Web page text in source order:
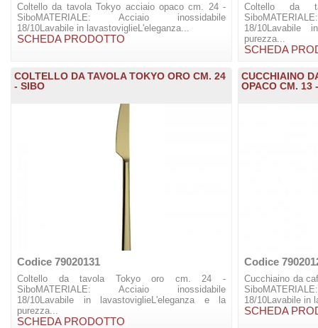
Coltello da tavola Tokyo acciaio opaco cm. 24 -
SiboMATERIALE: Acciaio inossidabile
18/10Lavabile in lavastoviglieL'eleganza...
SCHEDA PRODOTTO
Coltello da
18/10Lavabile
purezza...
SCHEDA
COLTELLO DA TAVOLA TOKYO ORO CM. 24
- SIBO
Codice 79020131
Coltello da tavola Tokyo oro cm. 24 -
SiboMATERIALE: Acciaio inossidabile
18/10Lavabile in lavastoviglieL'eleganza e la
purezza...
SCHEDA PRODOTTO
CUCCHIAINO
OPACO CM. 13
Codice
Cucchiaino da
18/10Lavabile in
SCHEDA